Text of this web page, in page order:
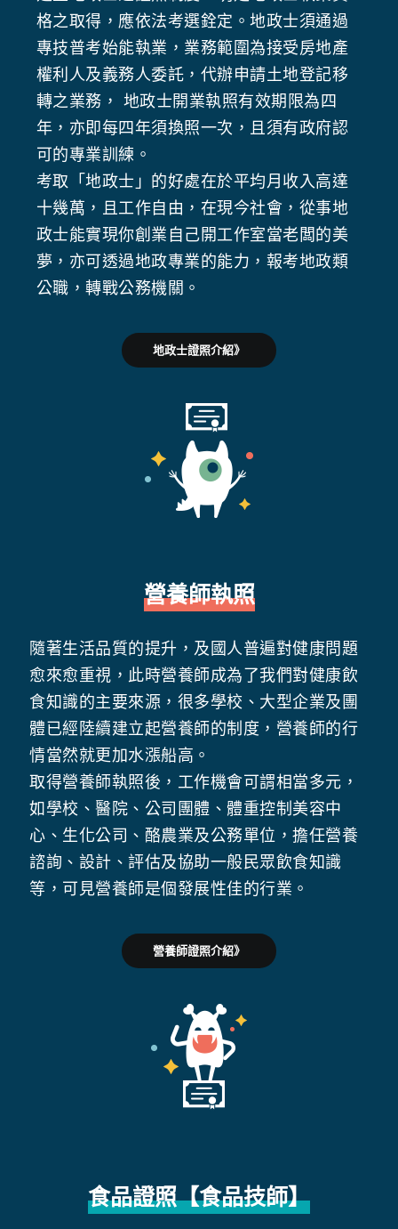
格之取得，應依法考選銓定。地政士須通過
專技普考始能執業，業務範圍為接受房地產
權利人及義務人委託，代辦申請土地登記移
轉之業務， 地政士開業執照有效期限為四
年，亦即每四年須換照一次，且須有政府認
可的專業訓練。
考取「地政士」的好處在於平均月收入高達
十幾萬，且工作自由，在現今社會，從事地
政士能實現你創業自己開工作室當老闆的美
夢，亦可透過地政專業的能力，報考地政類
公職，轉戰公務機關。
地政士證照介紹》
營養師執照
隨著生活品質的提升，及國人普遍對健康問題
愈來愈重視，此時營養師成為了我們對健康飲
食知識的主要來源，很多學校、大型企業及團
體已經陸續建立起營養師的制度，營養師的行
情當然就更加水漲船高。
取得營養師執照後，工作機會可謂相當多元，
如學校、醫院、公司團體、體重控制美容中
心、生化公司、酪農業及公務單位，擔任營養
諮詢、設計、評估及協助一般民眾飲食知識
等，可見營養師是個發展性佳的行業。
營養師證照介紹》
食品證照【食品技師】